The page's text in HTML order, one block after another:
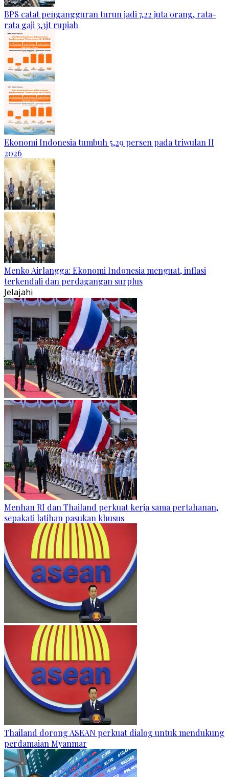
BPS catat pengangguran turun jadi 7,22 juta orang, rata-
rata gaji 3,3jt rupiah
Ekonomi Indonesia tumbuh 5,29 persen pada triwulan II
2026
Menko Airlangga: Ekonomi Indonesia menguat, inflasi
terkendali dan perdagangan surplus
Jelajahi
Menhan RI dan Thailand perkuat kerja sama pertahanan,
sepakati latihan pasukan khusus
Thailand dorong ASEAN perkuat dialog untuk mendukung
perdamaian Myanmar